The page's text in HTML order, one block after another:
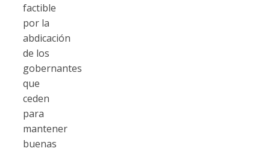
factible
por la
abdicación
de los
gobernantes
que
ceden
para
mantener
buenas